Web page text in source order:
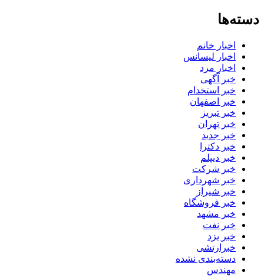
دسته‌ها
اخبار خانم
اخبار لیسانس
اخبار مرد
خبر آگهی
خبر استخدام
خبر اصفهان
خبر تبریز
خبر تهران
خبر جدید
خبر دکترا
خبر دیپلم
خبر شرکت
خبر شهرداری
خبر شیراز
خبر فروشگاه
خبر مشهد
خبر نفت
خبر یزد
خبرارتشی
دسته‌بندی نشده
مهندس